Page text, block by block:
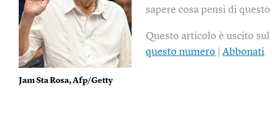
Jam Sta Rosa, Afp/Getty
sapere cosa pensi di
Questo articolo è uscito sul
questo numero |Abbonati